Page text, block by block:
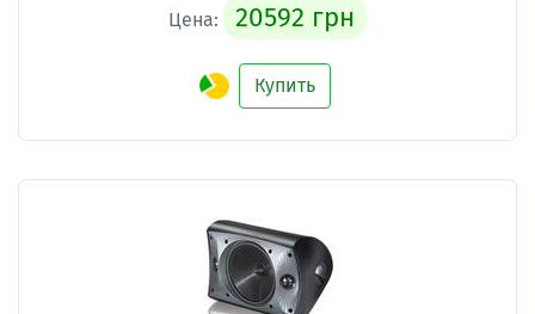
Цена: 20592 грн
Купить